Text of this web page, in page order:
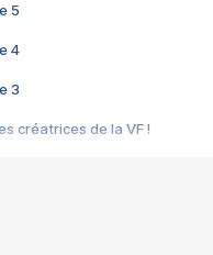
5
4
3
créatrices de la VF !